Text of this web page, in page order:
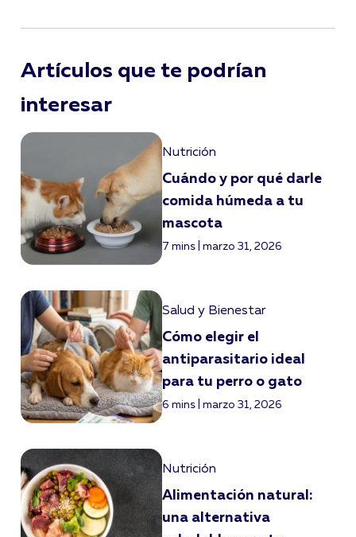
Artículos que te podrían
interesar
Nutrición
Cuándo y por qué darle
comida húmeda a tu
mascota
7 mins | marzo 31, 2026
Salud y Bienestar
Cómo elegir el
antiparasitario ideal
para tu perro o gato
6 mins | marzo 31, 2026
Nutrición
Alimentación natural:
una alternativa